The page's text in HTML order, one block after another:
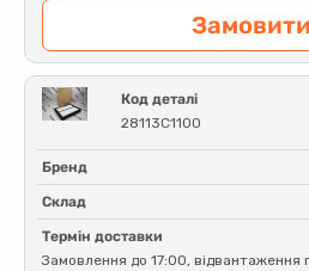
Замовити
Код деталі
28113C1100
Бренд
Склад
Термін доставки
Замовлення до 17:00, відвантаження